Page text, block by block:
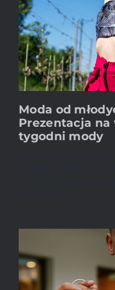
Moda od
Prezentacja
tygodni mody